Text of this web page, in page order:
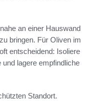
an einer Hauswand
bringen. Für Oliven im
entscheidend: Isoliere
lagere empfindliche
Standort.